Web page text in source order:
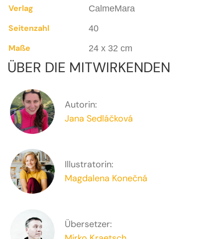
Verlag CalmeMara
Seitenzahl 40
Maße 24 x 32 cm
ÜBER DIE MITWIRKENDEN
Autorin:
Jana Sedláčková
Illustratorin:
Magdalena Konečná
Übersetzer: